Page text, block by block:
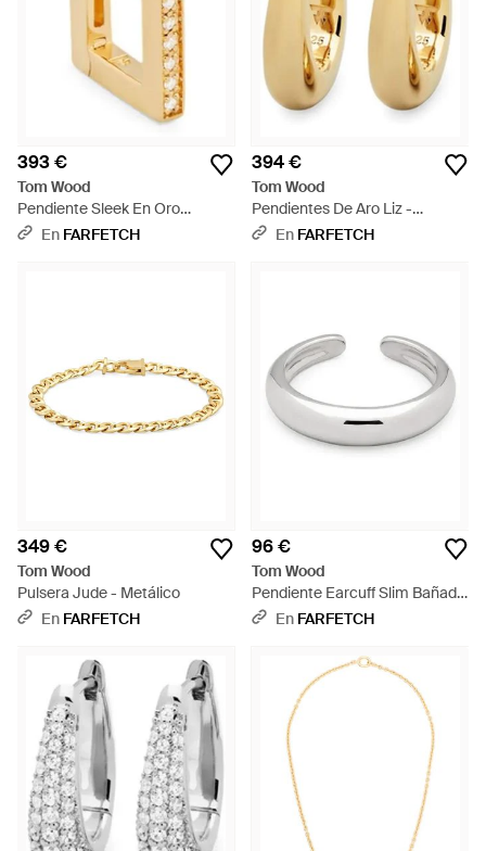
393 €
Tom Wood
Pendiente Sleek En Oro
Amarillo De 9 Ct Con
En FARFETCH
394 €
Tom Wood
Pendientes De Aro Liz -
Metálico
En FARFETCH
349 €
Tom Wood
Pulsera Jude - Metálico
En FARFETCH
96 €
Tom Wood
Pendiente Earcuff Slim Bañado
En Rodio - Blanco
En FARFETCH